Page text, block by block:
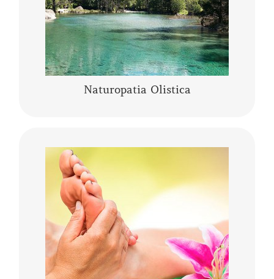
Naturopatia Olistica
CONTINUA A LEGGERE
La riflessologia podalica olistica è uno
strumento sia di analisi che di trattamento. I
piedi pur essendo una piccola parte del corpo
umano, rappresentano l’individuo nella sua
……
CONTINUA A LEGGERE